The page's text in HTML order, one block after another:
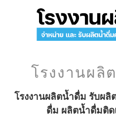
โรงงานผลิ
โรงงานผลิตน้ำดื่ม รับผ
ดื่ม ผลิตน้ำดื่มติ